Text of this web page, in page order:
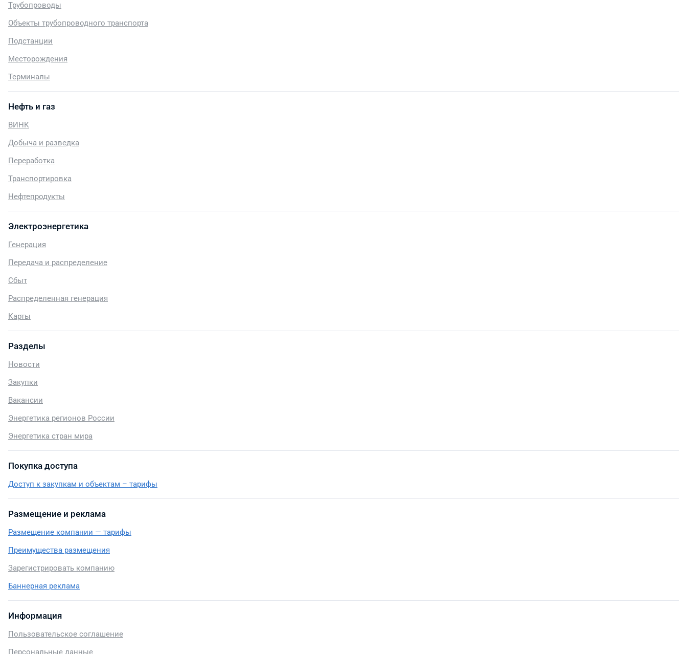
Трубопроводы
Объекты трубопроводного транспорта
Подстанции
Месторождения
Терминалы
Нефть и газ
ВИНК
Добыча и разведка
Переработка
Транспортировка
Нефтепродукты
Электроэнергетика
Генерация
Передача и распределение
Сбыт
Распределенная генерация
Карты
Разделы
Новости
Закупки
Вакансии
Энергетика регионов России
Энергетика стран мира
Покупка доступа
Доступ к закупкам и объектам – тарифы
Размещение и реклама
Размещение компании — тарифы
Преимущества размещения
Зарегистрировать компанию
Баннерная реклама
Информация
Пользовательское соглашение
Персональные данные